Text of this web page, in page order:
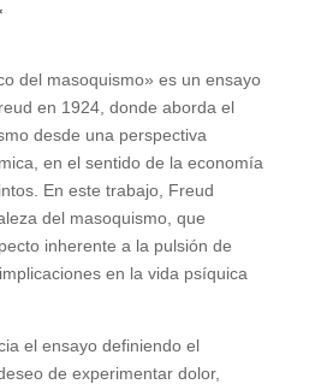
del masoquismo» es un ensayo
en 1924, donde aborda el
desde una perspectiva
en el sentido de la economía
En este trabajo, Freud
del masoquismo, que
inherente a la pulsión de
en la vida psíquica
el ensayo definiendo el
de experimentar dolor,